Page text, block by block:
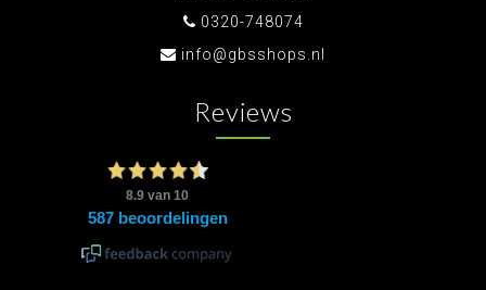
0320-748074
info@gbsshops.nl
Reviews